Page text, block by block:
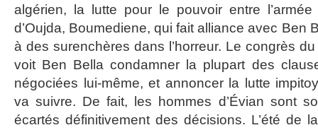
algérien, la lutte pour le pouvoir entre
d’Oujda, Boumediene, qui fait alliance avec Ben
à des surenchères dans l’horreur. Le congrès
voit Ben Bella condamner la plupart des
négociées lui-même, et annoncer la lutte
va suivre. De fait, les hommes d’Évian sont
écartés définitivement des décisions. L’été de